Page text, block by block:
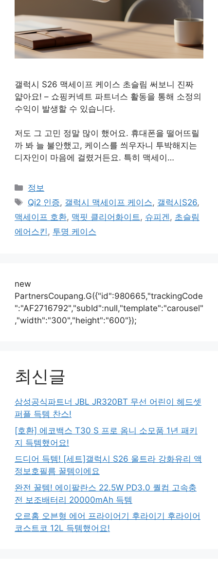
갤럭시 S26 맥세이프 케이스 초슬림 써보니 진짜
얇아요! – 쇼핑커넥트 파트너스 활동을 통해 소정의
수익이 발생할 수 있습니다.
저도 그 고민 정말 많이 했어요. 휴대폰을 떨어뜨릴
까 봐 늘 불안했고, 케이스를 씌우자니 투박해지는
디자인이 마음에 걸렸거든요. 특히 맥세이…
카
테
리
정보
태
그
Qi2 인증, 갤럭시 맥세이프 케이스, 갤럭시S26,
맥세이프 호환, 맥핏 클리어화이트, 슈피겐, 초슬림
에어스킨, 투명 케이스
new
PartnersCoupang.G({"id":980665,"trackingCode
":"AF2716792","subId":null,"template":"carousel"
,"width":"300","height":"600"});
최신글
삼성공식파트너 JBL JR320BT 무선 어린이 헤드셋
퍼플 득템 찬스!
[호환] 에코백스 T30 S 프로 옴니 소모품 1년 패키
지 득템했어요!
드디어 득템! [세트]갤럭시 S26 울트라 강화유리 액
정보호필름 꿀템이에요
완전 꿀템! 에이팔란스 22.5W PD3.0 퀄컴 고속충
전 보조배터리 20000mAh 득템
오르홈 오븐형 에어 프라이어기 후라이기 후라이어
코스트코 12L 득템했어요!